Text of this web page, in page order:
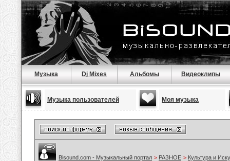
Музыка Dj Mixes Альбомы Видеоклипы
Музыка пользователей Моя музыка
Bisound.com - Музыкальный портал > РАЗНОЕ > Культура и